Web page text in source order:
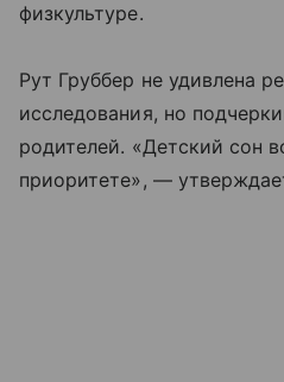
физкультуре.
Рут Груббер не удивлена
исследования, но
родителей. «Детский сон
приоритете», —